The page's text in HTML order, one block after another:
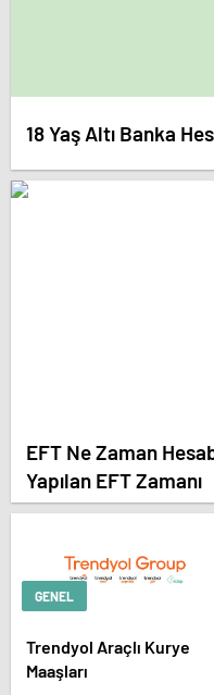
18 Yaş Altı Banka
EFT Ne Zaman
Yapılan EFT Zamanı
GENEL
Trendyol Araçlı Kurye
Maaşları